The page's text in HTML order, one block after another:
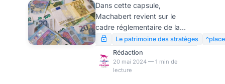
dépôts serait-elle
concrètement mise
en œuvre ?
Dans cette capsule,
Machabert revient sur le
cadre réglementaire de la
garantie des dépôts, par l’État
d’une part et par le Fonds de
Garantie des Dépôts et de
Résolution (FGDR) d’autre
Le patrimoine des stratèges
Rédaction
20 mai 2024 — 1 min de
lecture